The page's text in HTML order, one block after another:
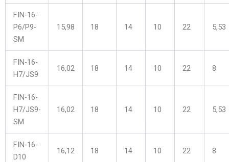
FIN-16-
P6/P9-
SM
15,98 18 14 10 22 5,53
FIN-16-
H7/JS9
16,02 18 14 10 22 8
FIN-16-
H7/JS9-
SM
16,02 18 14 10 22 5,53
FIN-16-
D10
16,12 18 14 10 22 8